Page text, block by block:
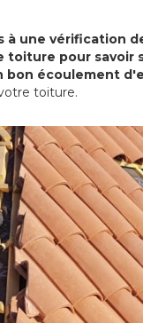
à une vérification
toiture pour savoir
bon écoulement
toiture.